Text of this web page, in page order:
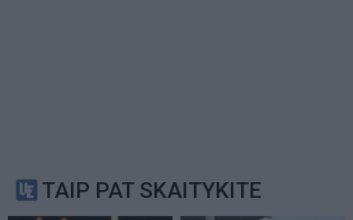
TAIP PAT SKAITYKITE